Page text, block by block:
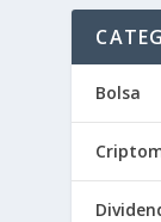
Bolsa